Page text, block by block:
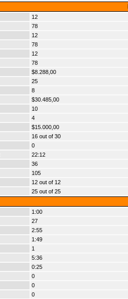
12
78
12
78
12
78
$8.288,00
25
8
$30.485,00
10
4
$15.000,00
16 out of 30
0
22:12
36
105
12 out of 12
25 out of 25
1:00
27
2:55
1:49
1
5:36
0:25
0
0
0